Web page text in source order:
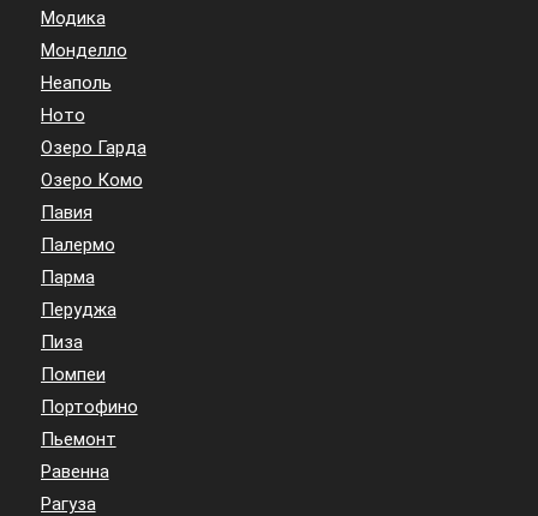
Модика
Монделло
Неаполь
Ното
Озеро Гарда
Озеро Комо
Павия
Палермо
Парма
Перуджа
Пиза
Помпеи
Портофино
Пьемонт
Равенна
Рагуза